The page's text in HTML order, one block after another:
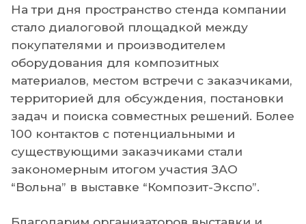
На три дня пространство стенда компании
стало диалоговой площадкой между
покупателями и производителем
оборудования для композитных
материалов, местом встречи с заказчиками,
территорией для обсуждения, постановки
задач и поиска совместных решений. Более
100 контактов с потенциальными и
существующими заказчиками стали
закономерным итогом участия ЗАО
“Вольна” в выставке “Композит-Экспо”.